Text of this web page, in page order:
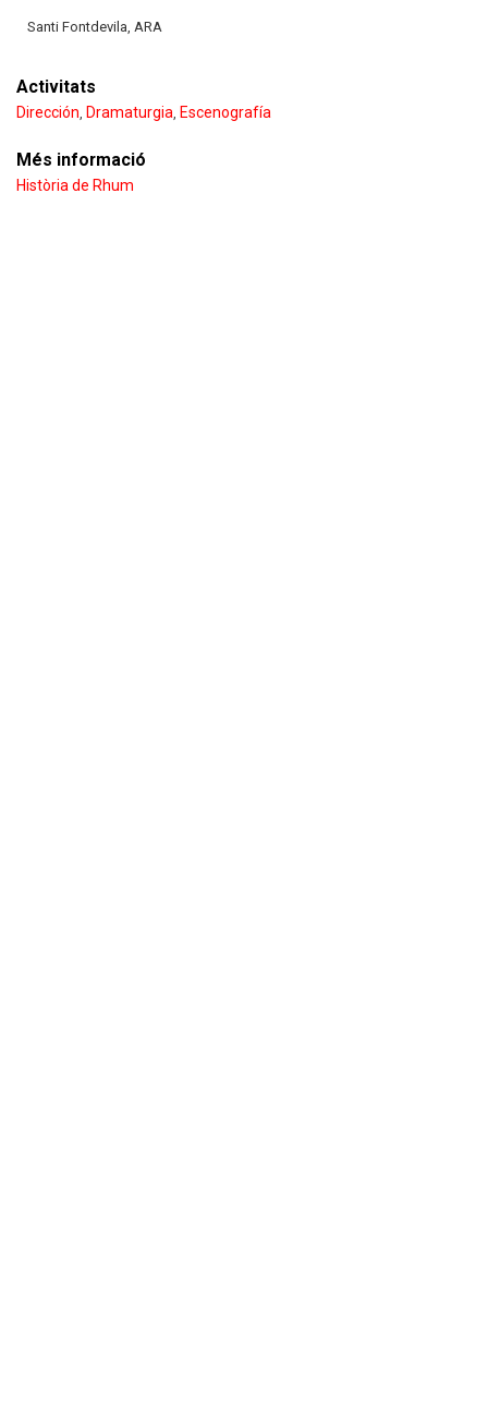
Santi Fontdevila, ARA
Activitats
Dirección Dramaturgia Escenografía
Més informació
Història de Rhum